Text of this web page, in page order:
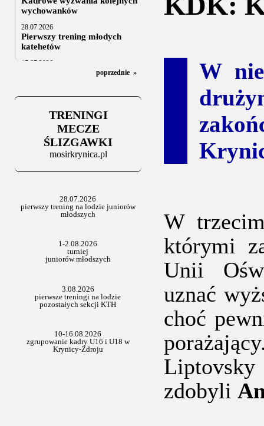
wychowanków
28.07.2026
Pierwszy trening młodych
katehetów
17.07.2026
U20: z kraju i z zagranicy
Za trzy tygodnie na lód
06.07.2025
Stowarzyszenie po Walnym
poprzednie »
TRENINGI
MECZE
ŚLIZGAWKI
mosirkrynica.pl
W
W
którymi
Unii
uznać
choć
zdobyli